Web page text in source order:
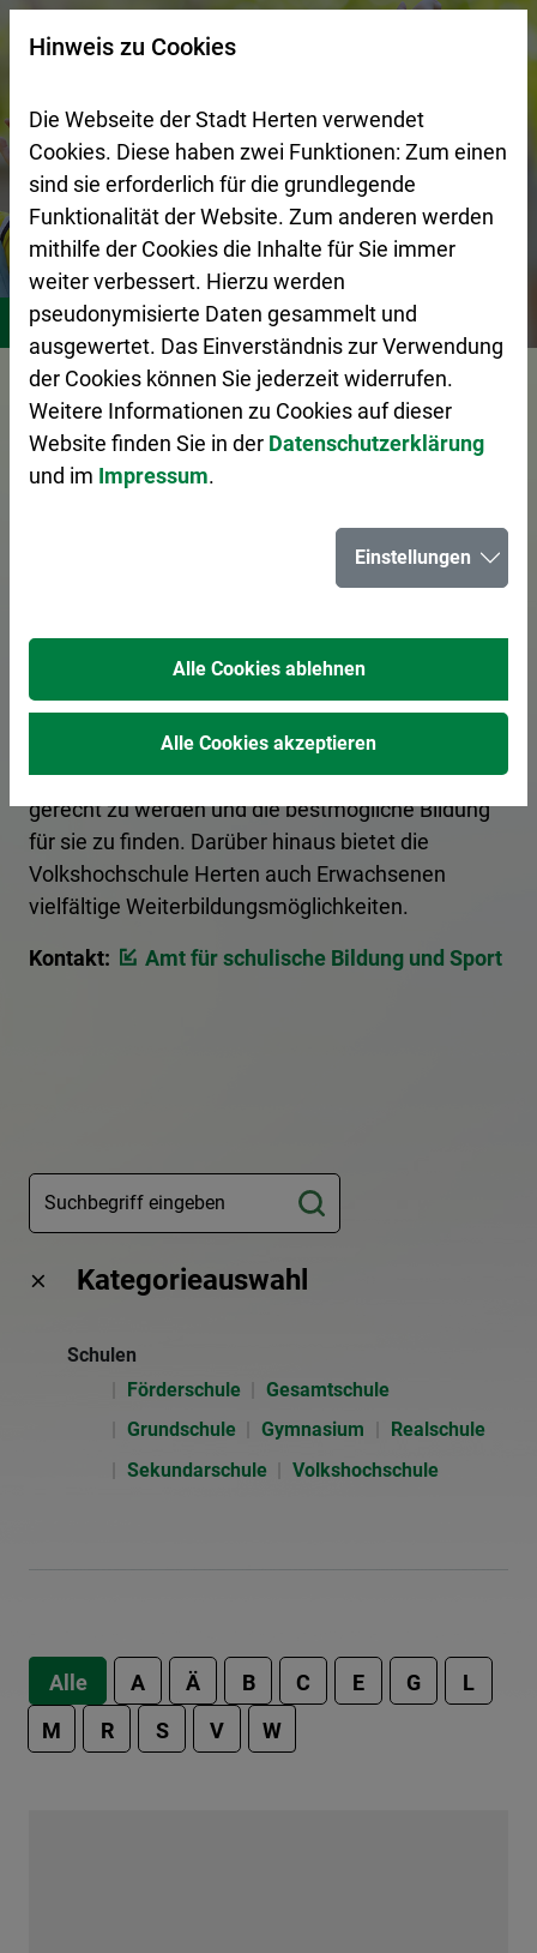
Zur Startseite (Schnelltaste 0)
Zum Seitenanfang springen (Schnelltaste A)
Zur Navigation/Menü springen (Schnelltaste M)
Zur Suche springen (Schnelltaste 8)
Zum Inhalt springen (Schnelltaste I)
Zum Fußbereich springen (Schnelltaste Z)
Stadtleben Bildung
Vorlesen
Schulen in Herten
Bürgerinnen und Bürger optimal auf ihre Zukunft
vor. Eltern haben die Möglichkeit, sich über die
verschiedenen Schulformen von Grundschulen bis
zu weiterführenden Schulen zu informieren, um
den individuellen Bedürfnissen ihrer Kinder
gerecht zu werden und die bestmögliche Bildung
für sie zu finden. Darüber hinaus bietet die
Volkshochschule Herten auch Erwachsenen
vielfältige Weiterbildungsmöglichkeiten.
Kontakt: Amt für schulische Bildung und Sport
Kategorieauswahl
Schulen
Förderschule
Gesamtschule
Grundschule
Gymnasium
Realschule
Sekundarschule
Volkshochschule
Alle A Ä B C E G
L
M
R S V W
Suchseite mit Schnellsuche
Hinweis zu Cookies
Die Webseite der Stadt Herten verwendet
Cookies. Diese haben zwei Funktionen: Zum einen
sind sie erforderlich für die grundlegende
Funktionalität der Website. Zum anderen werden
mithilfe der Cookies die Inhalte für Sie immer
weiter verbessert. Hierzu werden
pseudonymisierte Daten gesammelt und
ausgewertet. Das Einverständnis zur Verwendung
der Cookies können Sie jederzeit widerrufen.
Weitere Informationen zu Cookies auf dieser
Website finden Sie in der Datenschutzerklärung
und im Impressum.
Einstellungen
Alle Cookies ablehnen
Alle Cookies akzeptieren